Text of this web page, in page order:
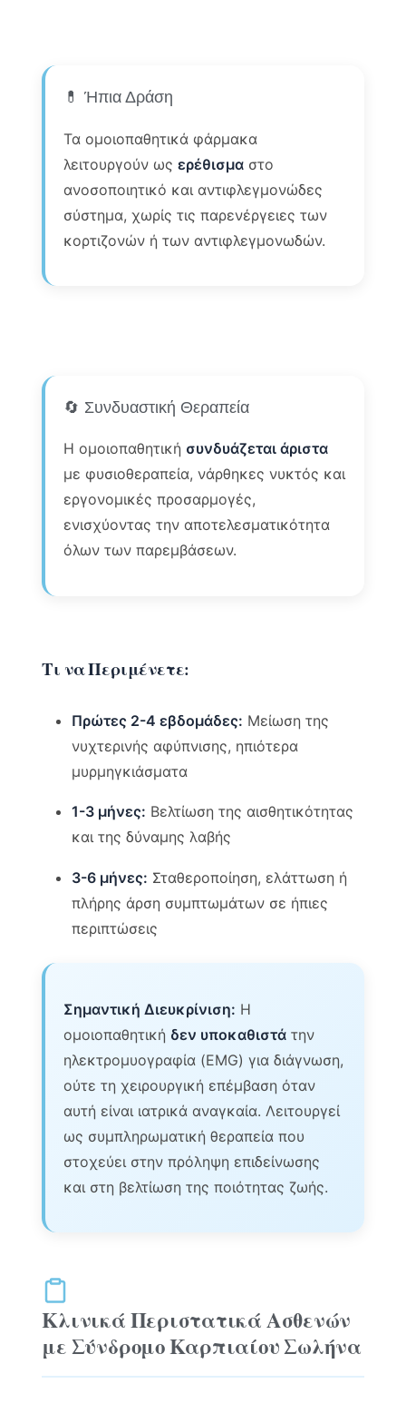
💊 Ήπια Δράση
Τα ομοιοπαθητικά φάρμακα
λειτουργούν ωςερέθισμα στο
ανοσοποιητικό και αντιφλεγμονώδες
σύστημα, χωρίς τις παρενέργειες των
κορτιζονών ή των αντιφλεγμονωδών.
🔄 Συνδυαστική Θεραπεία
Η ομοιοπαθητική συνδυάζεται άριστα
με φυσιοθεραπεία, νάρθηκες νυκτός και
εργονομικές προσαρμογές,
ενισχύοντας την αποτελεσματικότητα
όλων των παρεμβάσεων.
Τι να Περιμένετε:
Πρώτες 2-4 εβδομάδες: Μείωση της
νυχτερινής αφύπνισης, ηπιότερα
μυρμηγκιάσματα
1-3 μήνες: Βελτίωση της αισθητικότητας
και της δύναμης λαβής
3-6 μήνες: Σταθεροποίηση, ελάττωση ή
πλήρης άρση συμπτωμάτων σε ήπιες
περιπτώσεις
Σημαντική Διευκρίνιση: Η
ομοιοπαθητική δεν υποκαθιστά την
ηλεκτρομυογραφία (EMG) για διάγνωση,
ούτε τη χειρουργική επέμβαση όταν
αυτή είναι ιατρικά αναγκαία. Λειτουργεί
ως συμπληρωματική θεραπεία που
στοχεύει στην πρόληψη επιδείνωσης
και στη βελτίωση της ποιότητας ζωής.
Κλινικά Περιστατικά Ασθενών
με Σύνδρομο Καρπιαίου Σωλήνα